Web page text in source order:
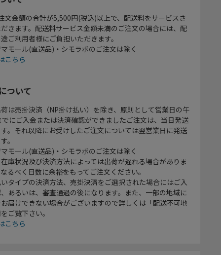
文金額の合計が5,500円(税込)以上で、配送料をサービスさ
きます。配送料サービス金額未満のご注文の場合には、配
ご利用者様にご負担いただきます。
モール(直送品)・シモラボのご注文は除く
こちら
ついて
は売掛決済（NP掛け払い）を除き、原則として営業日の午
にご入金または決済確認ができましたご注文は、当日発送
。それ以降にお受けしたご注文については翌営業日に発送
。
モール(直送品)・シモラボのご注文は除く
庫状況及び決済方法によっては出荷が遅れる場合がありま
るべく日数に余裕をもってご注文ください。
タイプの決済方法、売掛決済をご選択された場合にはご入
あるいは、審査通過の後になります。また、一部の地域に
届けできない場合がございますので詳しくは「配送不可地
ご覧下さい。
こちら